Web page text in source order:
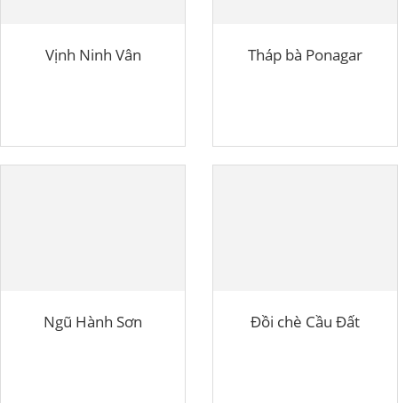
Vịnh Ninh Vân Tháp bà Ponagar
Ngũ Hành Sơn Đồi chè Cầu Đất